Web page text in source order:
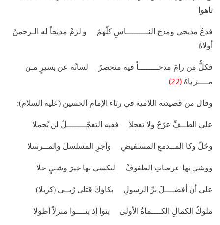
تاهوا
فدعْ مديحي ومدحَ النـــــــــاسِ كلّهمُ والزمْ مديحاً له الـرحمنُ
أولاهُ
فكلُّ مَن رامَ مدحــــــــاً فيه منحصرٌ لسانُه عن يسيرٍ مـن
مــــزاياهُ (22)
وقال من قصيدته اللامية في رثاء الإمام الحسين (عليه السلام):
على الطــفِّ عرّجْ ولا تعجلا ففيه التعجّــــــــلُ لن يُجملا
وحُلّ وكا المــدمعِ المستفيضِ وأجرِ المسلسلَ والمــرسلا
ووشي بها عرصاتِ الطفوفْ لتكسي بها خيرَ وشـيٍ حلا
على أن أفضــــلَ برِّ الرسولِ بكاؤكَ قتلى رُبــى (كربلا)
ملوكُ الكمالِ الكــــماةُ الأولى بنوا إذ بنــــوا منزلاً أطولا